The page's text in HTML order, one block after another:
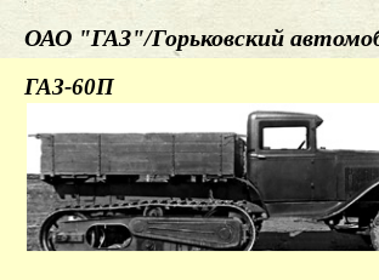
ОАО "ГАЗ"/Горьковский
ГАЗ-60П